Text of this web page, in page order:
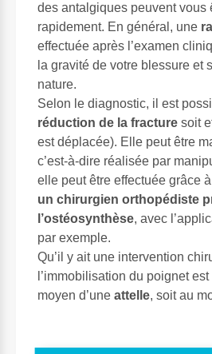
des antalgiques peuvent vous
rapidement. En général, une
effectuée après l’examen
la gravité de votre blessure et
nature.
Selon le diagnostic, il est
réduction de la fracture soit
est déplacée). Elle peut être
c’est-à-dire réalisée par
elle peut être effectuée grâce
un chirurgien orthopédiste
l’ostéosynthèse, avec
par exemple.
Qu’il y ait une intervention
l’immobilisation du poignet
moyen d’une attelle, soit au